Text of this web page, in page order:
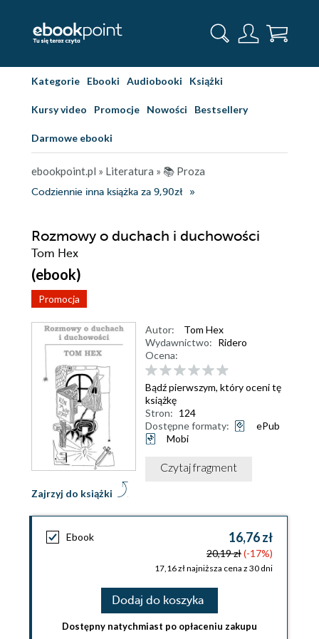
Kategorie Ebooki Audiobooki Książki
Kursy video Promocje Nowości Bestsellery
Darmowe ebooki
ebookpoint.pl » Literatura » 📚 Proza
Codziennie inna książka za 9,90zł
Rozmowy o duchach i duchowości
Tom Hex
(ebook)
Promocja
Zajrzyj do książki
Autor:
Tom Hex
Wydawnictwo: Ridero
Ocena:
Bądź pierwszym, który oceni tę
książkę
Stron: 124
Dostępne formaty:
ePub
Mobi
Czytaj fragment
Ebook 16,76 zł
20,19 zł(-17%)
17,16 zł najniższa cena z 30 dni
Dodaj do koszyka
Dostępny natychmiast po opłaceniu zakupu